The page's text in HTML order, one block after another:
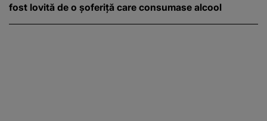
fost lovită de o șoferiță care consumase alcool